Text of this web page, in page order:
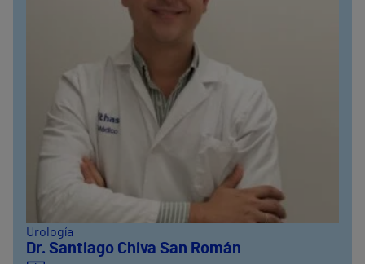
Urología
Dr. Santiago Chiva San Román